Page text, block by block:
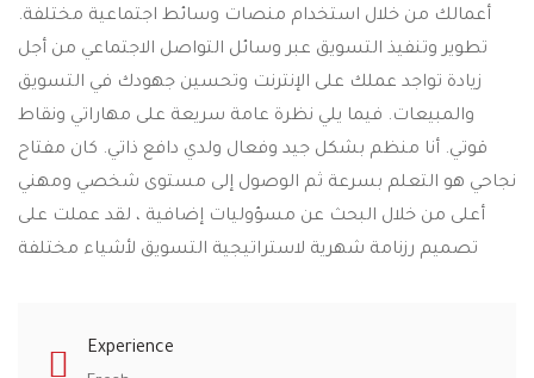
أعمالك من خلال استخدام منصات وسائط اجتماعية مختلفة.
تطوير وتنفيذ التسويق عبر وسائل التواصل الاجتماعي من أجل
زيادة تواجد عملك على الإنترنت وتحسين جهودك في التسويق
والمبيعات. فيما يلي نظرة عامة سريعة على مهاراتي ونقاط
قوتي. أنا منظم بشكل جيد وفعال ولدي دافع ذاتي. كان مفتاح
نجاحي هو التعلم بسرعة ثم الوصول إلى مستوى شخصي ومهني
أعلى من خلال البحث عن مسؤوليات إضافية ، لقد عملت على
تصميم رزنامة شهرية لاستراتيجية التسويق لأشياء مختلفة
Experience